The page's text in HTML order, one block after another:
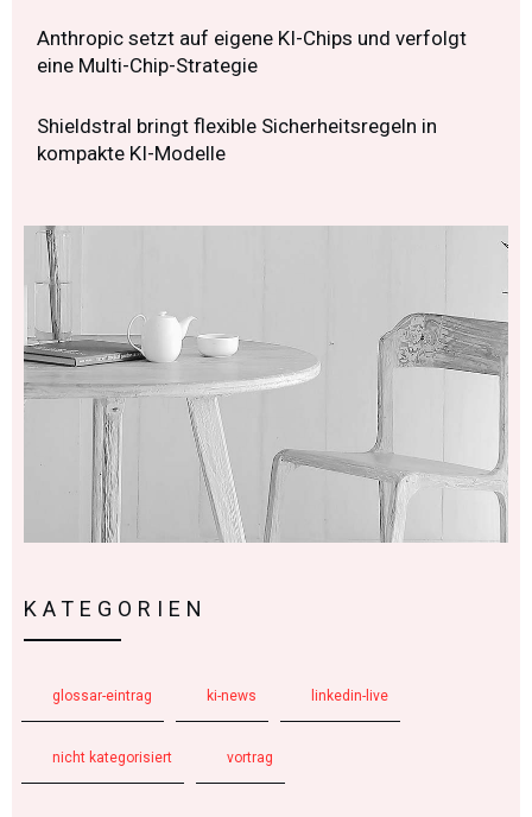
Anthropic setzt auf eigene KI-Chips und verfolgt
eine Multi-Chip-Strategie
Shieldstral bringt flexible Sicherheitsregeln in
kompakte KI-Modelle
KATEGORIEN
glossar-eintrag ki-news linkedin-live
nicht kategorisiert vortrag